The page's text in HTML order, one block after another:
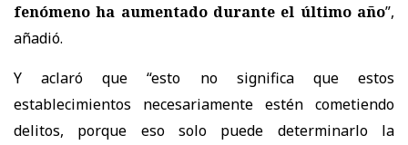
fenómeno ha aumentado durante el último año”,
añadió.
Y aclaró que “esto no significa que estos
establecimientos necesariamente estén cometiendo
delitos, porque eso solo puede determinarlo la